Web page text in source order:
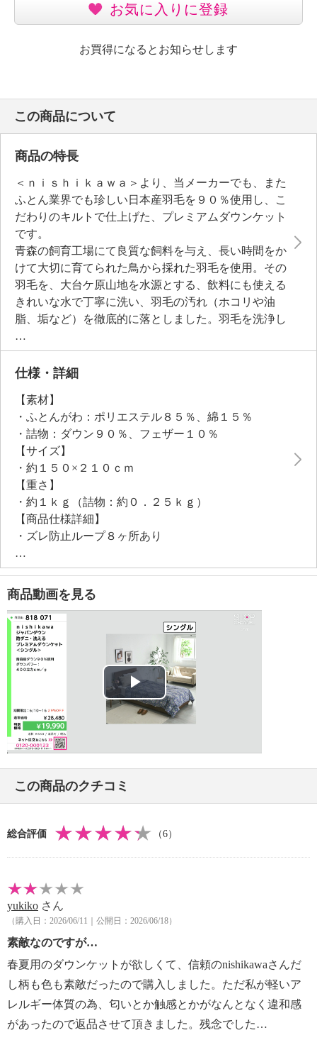
お気に入りに登録
お買得になるとお知らせします
この商品について
商品の特長
＜ｎｉｓｈｉｋａｗａ＞より、当メーカーでも、また
ふとん業界でも珍しい日本産羽毛を９０％使用し、こ
だわりのキルトで仕上げた、プレミアムダウンケット
です。
青森の飼育工場にて良質な飼料を与え、長い時間をか
けて大切に育てられた鳥から採れた羽毛を使用。その
羽毛を、大台ケ原山地を水源とする、飲料にも使える
きれいな水で丁寧に洗い、羽毛の汚れ（ホコリや油
脂、垢など）を徹底的に落としました。羽毛を洗浄し
た水がきれいな透明になるまで、何度もすすぎ洗いを
繰り返しているため、臭いの原因物質が少ない点も特
徴。さらに、バイオアップ加工で蒸気と熱を与えて、
す。
ダウンパワーは４００立方ｃｍ／ｇ。ダウンの膨らみ
を引き出すために、特殊キルトプレミアム仕様で仕上
げました。側生地は高密度生地なので、ダニの侵入を
防ぎ、羽毛の吹き出しも軽減。
洗濯機でお洗濯（ネット使用）できるのもポイント。
※ドラム式洗濯機では洗えない場合があります
仕様・詳細
【素材】
・ふとんがわ：ポリエステル８５％、綿１５％
・詰物：ダウン９０％、フェザー１０％
【サイズ】
・約１５０×２１０ｃｍ
【重さ】
・約１ｋｇ（詰物：約０．２５ｋｇ）
【商品仕様詳細】
・ズレ防止ループ８ヶ所あり
【メンテナンス（絵表示ラベル）】
・洗濯機：可
・漂白処理：塩素系・酸素系漂白不可
・タンブル乾燥：不可
・自然乾燥：日陰の吊り干し
・アイロン仕上げ：不可
・ドライクリーニング：石油系ドライクリーニング可
【メンテナンス（ケアラベル）】
・中性洗剤使用
・単品洗い
・ドラム式洗濯機では洗えない場合がある。
洗濯機を使用される場合、ご使用になる洗濯機の取
【原産国（地）】
商品動画を見る
Play
Video
この商品のクチコミ
総合評価 （6）
yukiko さん
（購入日：2026/06/11｜公開日：2026/06/18）
素敵なのですが…
春夏用のダウンケットが欲しくて、信頼のnishikawaさんだ
し柄も色も素敵だったので購入しました。ただ私が軽いア
レルギー体質の為、匂いとか触感とかがなんとなく違和感
があったので返品させて頂きました。残念でした…